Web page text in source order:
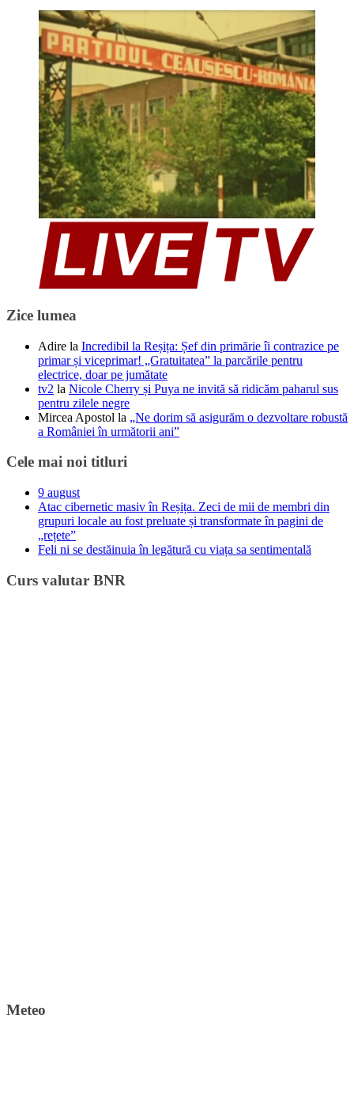
Zice lumea
Adire la Incredibil la Reșița: Șef din primărie îi contrazice pe
primar și viceprimar! „Gratuitatea” la parcările pentru
electrice, doar pe jumătate
tv2 la Nicole Cherry și Puya ne invită să ridicăm paharul sus
pentru zilele negre
Mircea Apostol la „Ne dorim să asigurăm o dezvoltare robustă
a României în următorii ani”
Cele mai noi titluri
9 august
Atac cibernetic masiv în Reșița. Zeci de mii de membri din
grupuri locale au fost preluate și transformate în pagini de
„rețete”
Feli ni se destăinuia în legătură cu viața sa sentimentală
Curs valutar BNR
Meteo